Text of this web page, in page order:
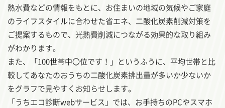
熱水費などの情報をもとに、お住まいの地域の気候やご家庭
のライフスタイルに合わせた省エネ、二酸化炭素削減対策を
ご提案するもので、光熱費削減につながる効果的な取り組み
がわかります。
また、「100世帯中〇位です！」というふうに、平均世帯と比
較してあなたのおうちの二酸化炭素排出量が多いか少ないか
をグラフで見やすくお知らせします。
「うちエコ診断webサービス」では、お手持ちのPCやスマホ